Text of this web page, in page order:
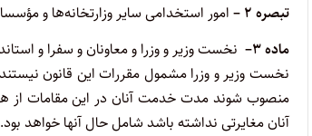
تبصره ۲ –
امور استخدامی سایر وزارتخانه‌ها و
ماده۳– نخست وزیر و وزرا و معاونان و سفرا و
نخست وزیر و وزرا مشمول مقررات این قانون
منصوب شوند مدت خدمت آنان در این مقامات از
آنان مغایرتی نداشته باشد شامل حال آنها خواهد بود.